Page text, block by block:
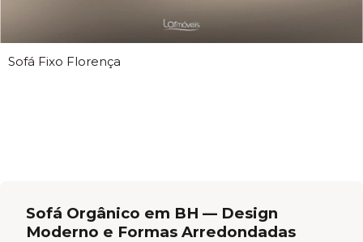
Sofá Fixo Florença
Sofá Orgânico em BH — Design
Moderno e Formas Arredondadas